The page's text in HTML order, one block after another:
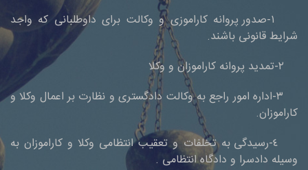
١-صدور پروانه کاراموزی و وکالت برای داوطلبانی که واجد
شرایط قانونی باشند.
٣-اداره امور راجع به وکالت دادگستری و نظارت بر اعمال وکلا و
کاراموزان.
٤-رسیدگی به تخلفات و تعقیب انتظامی وکلا و کاراموزان به
وسیله دادسرا و دادگاه انتظامی .